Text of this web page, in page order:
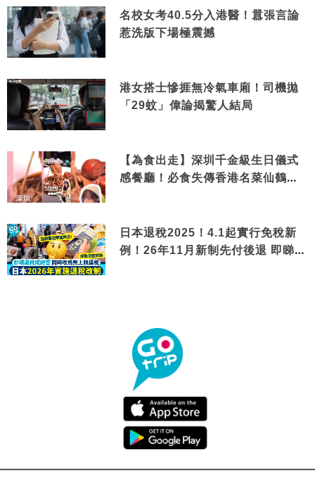
名校女考40.5分入港醫！囂張言論
惹洗版下場極震撼
港女搭士慘捱無冷氣車廂！司機拋
「29蚊」偉論揭驚人結局
【為食出走】深圳千金級生日儀式
感餐廳！必食失傳香港名菜仙鶴神
日本退稅2025！4.1起實行免稅新
例！26年11月新制先付後退 即睇步